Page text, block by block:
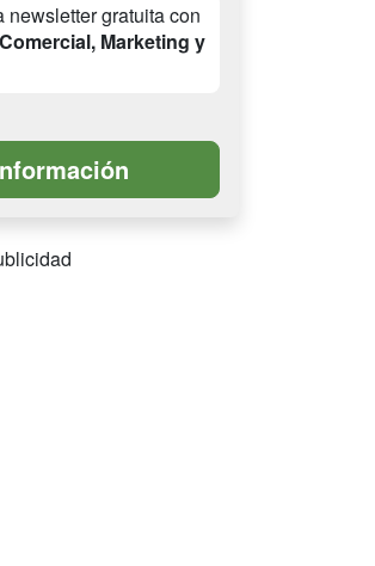
newsletter gratuita con
Comercial, Marketing y